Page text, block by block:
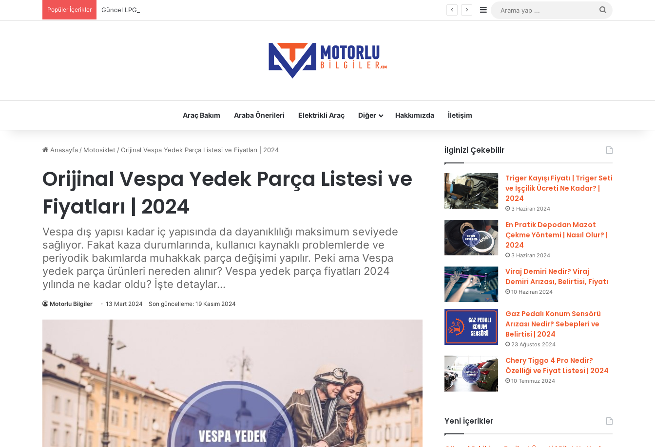
Popüler İçerikler Güncel LPG Montaj Fiyatları | LPG Ne Kadara Takılır? Kenar Bölmesi
Araç Bakım Araba Önerileri Elektrikli Araç Diğer Hakkımızda İletişim
Anasayfa / Motosiklet /Orijinal Vespa Yedek Parça Listesi ve Fiyatları | 2024
Orijinal Vespa Yedek Parça Listesi ve
Fiyatları | 2024
Vespa dış yapısı kadar iç yapısında da dayanıklılığı maksimum seviyede
sağlıyor. Fakat kaza durumlarında, kullanıcı kaynaklı problemlerde ve
periyodik bakımlarda muhakkak parça değişimi yapılır. Peki ama Vespa
yedek parça ürünleri nereden alınır? Vespa yedek parça fiyatları 2024
yılında ne kadar oldu? İşte detaylar…
Motorlu Bilgiler 13 Mart 2024 Son güncelleme: 19 Kasım 2024
İlginizi Çekebilir
Triger Kayışı Fiyatı | Triger Seti
ve İşçilik Ücreti Ne Kadar? |
2024
3 Haziran 2024
En Pratik Depodan Mazot
Çekme Yöntemi | Nasıl Olur? |
2024
3 Haziran 2024
Viraj Demiri Nedir? Viraj
Demiri Arızası, Belirtisi, Fiyatı
10 Haziran 2024
Gaz Pedalı Konum Sensörü
Arızası Nedir? Sebepleri ve
Belirtisi | 2024
23 Ağustos 2024
Chery Tiggo 4 Pro Nedir?
Özelliği ve Fiyat Listesi | 2024
10 Temmuz 2024
Yeni İçerikler